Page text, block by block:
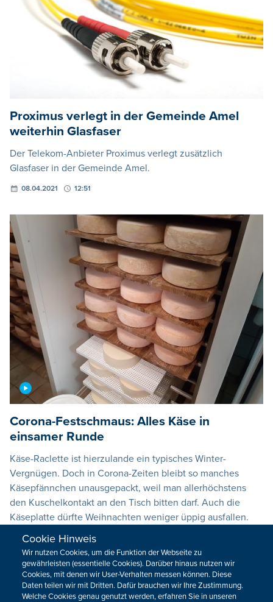
Proximus verlegt in der Gemeinde Amel
weiterhin Glasfaser
Der Telekom-Anbieter Proximus verlegt zusätzlich
Glasfaser in der Gemeinde Amel.
08.04.2021 12:51
Corona-Festschmaus: Alles Käse in
einsamer Runde
Käse-Raclette ist hierzulande ein typisches Winter-
Vergnügen. Doch in Corona-Zeiten bleibt so manches
Käsepfännchen unausgepackt, weil man allerhöchstens
den Kuschelkontakt an den Tisch bitten darf. Auch die
Käseplatte dürfte Weihnachten weniger üppig ausfallen.
15.12.2020 14:33
Cookie Hinweis
Wir nutzen Cookies, um die Funktion der Webseite zu
gewährleisten (essentielle Cookies). Darüber hinaus nutzen wir
Cookies, mit denen wir User-Verhalten messen können. Diese
Daten teilen wir mit Dritten. Dafür brauchen wir Ihre Zustimmung.
Welche Cookies genau genutzt werden, erfahren Sie in unseren